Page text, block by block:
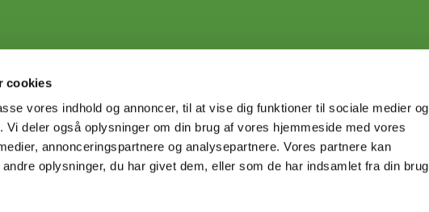
cookies
vores indhold og annoncer, til at vise dig funktioner til sociale medier og
deler også oplysninger om din brug af vores hjemmeside med vores
annonceringspartnere og analysepartnere. Vores partnere kan
oplysninger, du har givet dem, eller som de har indsamlet fra din brug